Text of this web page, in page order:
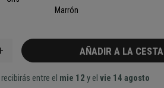
Marrón
AÑADIR A LA CESTA
entre el mie 12 y elvie 14 agosto